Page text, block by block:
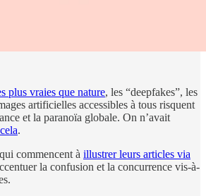
plus vraies que nature, les “deepfakes”, les
artificielles accessibles à tous risquent
et la paranoïa globale. On n’avait
.
commencent à illustrer leurs articles via
la confusion et la concurrence vis-à-